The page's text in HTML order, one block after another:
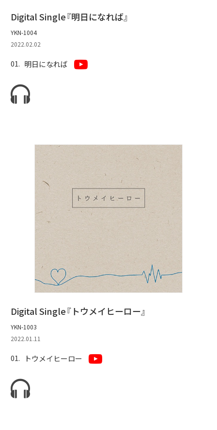
Digital Single『明日になれば』
YKN-1004
2022.02.02
明日になれば
Digital Single『トウメイヒーロー』
YKN-1003
2022.01.11
トウメイヒーロー